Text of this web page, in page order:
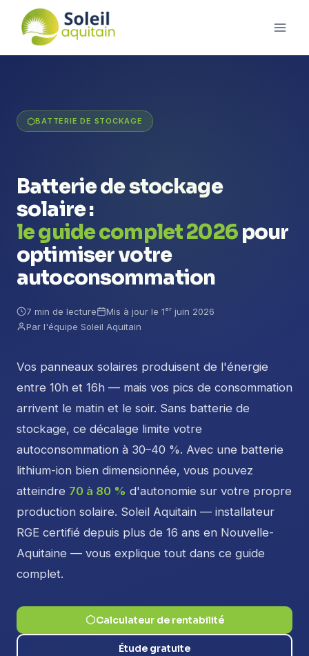
BATTERIE DE STOCKAGE
Batterie de stockage
solaire :
le guide complet 2026pour
optimiser votre
autoconsommation
7 min de lecture
Mis à jour le 1ᵉʳ juin 2026
Par l'équipe Soleil Aquitain
Vos panneaux solaires produisent de l'énergie
entre 10h et 16h — mais vos pics de consommation
arrivent le matin et le soir. Sans batterie de
stockage, ce décalage limite votre
autoconsommation à 30–40 %. Avec une batterie
lithium-ion bien dimensionnée, vous pouvez
atteindre 70 à 80 % d'autonomie sur votre propre
production solaire. Soleil Aquitain — installateur
RGE certifié depuis plus de 16 ans en Nouvelle-
Aquitaine — vous explique tout dans ce guide
complet.
Calculateur de rentabilité
Étude gratuite